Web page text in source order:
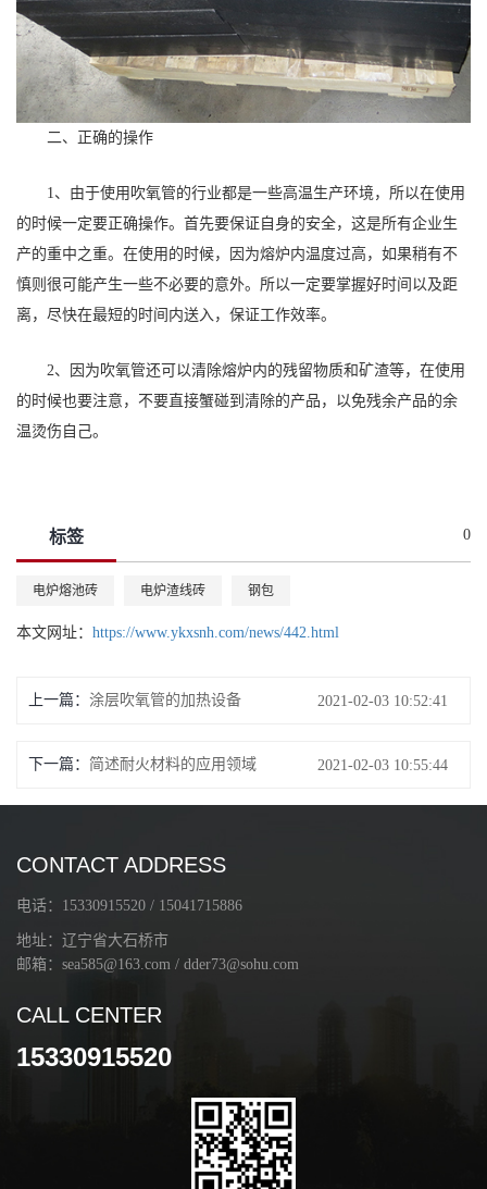
二、正确的操作
1、由于使用吹氧管的行业都是一些高温生产环境，所以在使用
的时候一定要正确操作。首先要保证自身的安全，这是所有企业生
产的重中之重。在使用的时候，因为熔炉内温度过高，如果稍有不
慎则很可能产生一些不必要的意外。所以一定要掌握好时间以及距
离，尽快在最短的时间内送入，保证工作效率。
2、因为吹氧管还可以清除熔炉内的残留物质和矿渣等，在使用
的时候也要注意，不要直接蟹碰到清除的产品，以免残余产品的余
温烫伤自己。
标签 0
电炉熔池砖 电炉渣线砖 钢包
本文网址： https://www.ykxsnh.com/news/442.html
上一篇： 涂层吹氧管的加热设备 2021-02-03 10:52:41
下一篇： 简述耐火材料的应用领域 2021-02-03 10:55:44
CONTACT ADDRESS
电话：15330915520 / 15041715886
地址：辽宁省大石桥市
邮箱：sea585@163.com / dder73@sohu.com
CALL CENTER
15330915520